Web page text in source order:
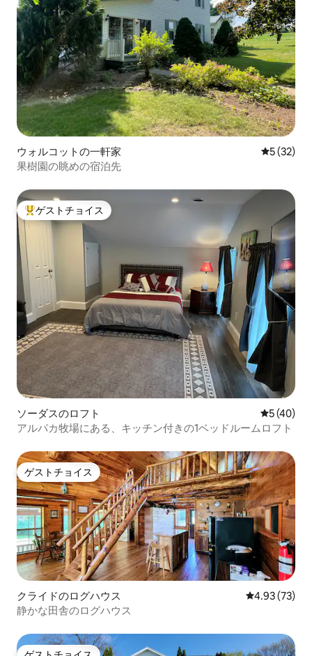
ウォルコットの一軒家 レビュー
5 (32)
果樹園の眺めの宿泊先
大好評のゲストチョイスです。
ゲストチョイス
ソーダスのロフト レビュー
5 (40)
アルパカ牧場にある、キッチン付きの1ベッドルームロフト
ゲストチョイス
ゲストチョイス
クライドのログハウス レビュー73
4.93 (73)
静かな田舎のログハウス